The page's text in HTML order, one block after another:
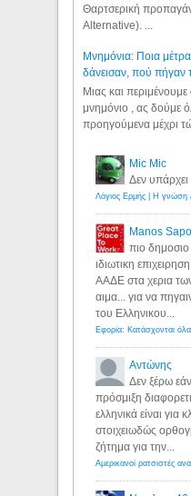
Θαρτσερική
Alternative). ...
Μνημόνια: Ποια
δάνεισαν, πού πήγαν
Μιας και
μνημόνιο , ας δούμε
προηγούμενα μέχρι
Mic Mic
Δεν
Manos
πιο δημοσιο
ιδιωτικη
ΑΑΔΕ στα χερια
αιμα... για να
του Ελληνικου...
Αντώνης
Δεν ξέρω
πρόσμιξη
ελληνικά είναι για
στοιχειωδώς
ζήτημα για την...